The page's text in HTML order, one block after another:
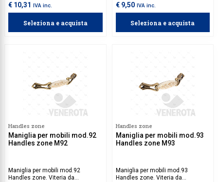
€ 10,31 IVA inc.
Seleziona e acquista
€ 9,50 IVA inc.
Seleziona e acquista
Handles zone
Maniglia per mobili mod.92
Handles zone M92
Maniglia per mobili mod.92
Handles zone. Viteria da
Handles zone
Maniglia per mobili mod.93
Handles zone M93
Maniglia per mobili mod.93
Handles zone. Viteria da